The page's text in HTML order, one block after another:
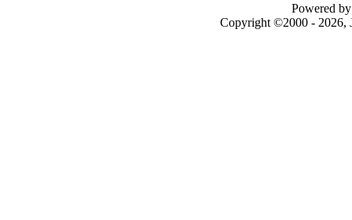
Powered
Copyright ©2000 - 2026,